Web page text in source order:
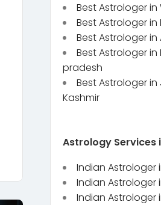
Best Astrologer in
Best Astrologer
Best Astrologer
Best Astrologer in
pradesh
Best Astrologer
Kashmir
Astrology Services
Indian Astrologer
Indian Astrologer
Indian Astrologer